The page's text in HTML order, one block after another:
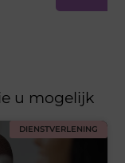
u mogelijk
DIENSTVERLENING